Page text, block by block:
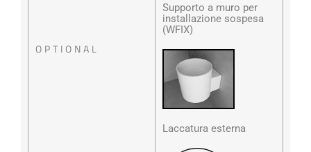
OPTIONAL
Supporto a muro per
installazione sospesa
(WFIX)
Laccatura esterna